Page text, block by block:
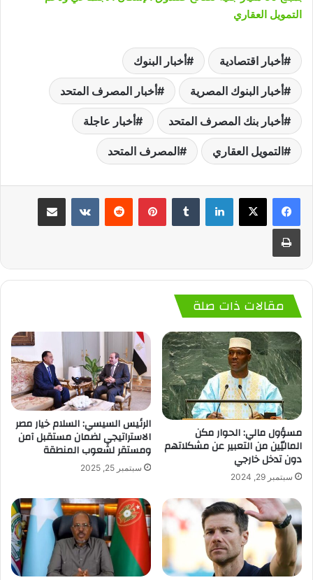
التمويل العقاري
أخبار اقتصادية أخبار البنوك
أخبار البنوك المصرية أخبار المصرف المتحد
أخبار بنك المصرف المتحد أخبار عاجلة
التمويل العقاري المصرف المتحد
لينكدإن بينتيريست
مقالات ذات صلة
مسؤول مالي: الحوار مكن
الماليّين من التعبير عن مشكلاتهم
دون تدخل خارجي
سبتمبر 29, 2024
الرئيس السيسي: السلام خيار مصر
الاستراتيجي لضمان مستقبل آمن
ومستقر لشعوب المنطقة
سبتمبر 25, 2025